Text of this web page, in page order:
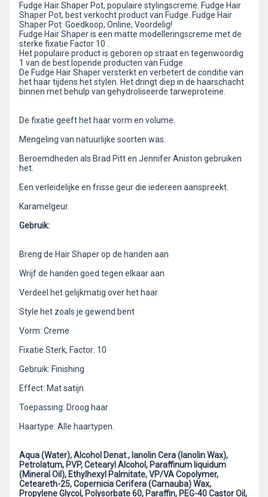
Fudge Hair Shaper Pot, populaire stylingscreme. Fudge Hair
Shaper Pot, best verkocht product van Fudge. Fudge Hair
Shaper Pot: Goedkoop, Online, Voordelig!
Fudge Hair Shaper is een matte modelleringscreme met de
sterke fixatie Factor 10 .
Het populaire product is geboren op straat en tegenwoordig
1 van de best lopende producten van Fudge .
De Fudge Hair Shaper versterkt en verbetert de conditie van
het haar tijdens het stylen. Het dringt diep in de haarschacht
binnen met behulp van gehydroliseerde tarweproteine.
De fixatie geeft het haar vorm en volume.
Mengeling van natuurlijke soorten was.
Beroemdheden als Brad Pitt en Jennifer Aniston gebruiken
het.
Een verleidelijke en frisse geur die iedereen aanspreekt.
Karamelgeur.
Gebruik:
Breng de Hair Shaper op de handen aan
Wrijf de handen goed tegen elkaar aan
Verdeel het gelijkmatig over het haar
Style het zoals je gewend bent
Vorm: Creme
Fixatie Sterk, Factor: 10
Gebruik: Finishing
Effect: Mat satijn
Toepassing: Droog haar
Haartype: Alle haartypen.
Aqua (Water), Alcohol Denat., lanolin Cera (lanolin Wax),
Petrolatum, PVP, Cetearyl Alcohol, Paraffinum liquidum
(Mineral Oil), Ethylhexyl Palmitate, VP/VA Copolymer,
Ceteareth-25, Copernicia Cerifera (Carnauba) Wax,
Propylene Glycol, Polysorbate 60, Paraffin, PEG-40 Castor Oil,